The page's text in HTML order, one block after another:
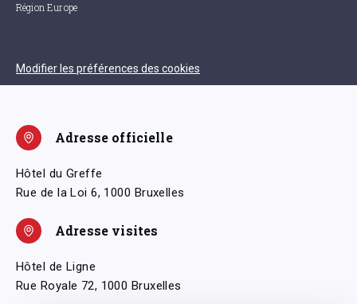
Région Europe
Modifier les préférences des cookies
Adresse officielle
Hôtel du Greffe
Rue de la Loi 6, 1000 Bruxelles
Adresse visites
Hôtel de Ligne
Rue Royale 72, 1000 Bruxelles